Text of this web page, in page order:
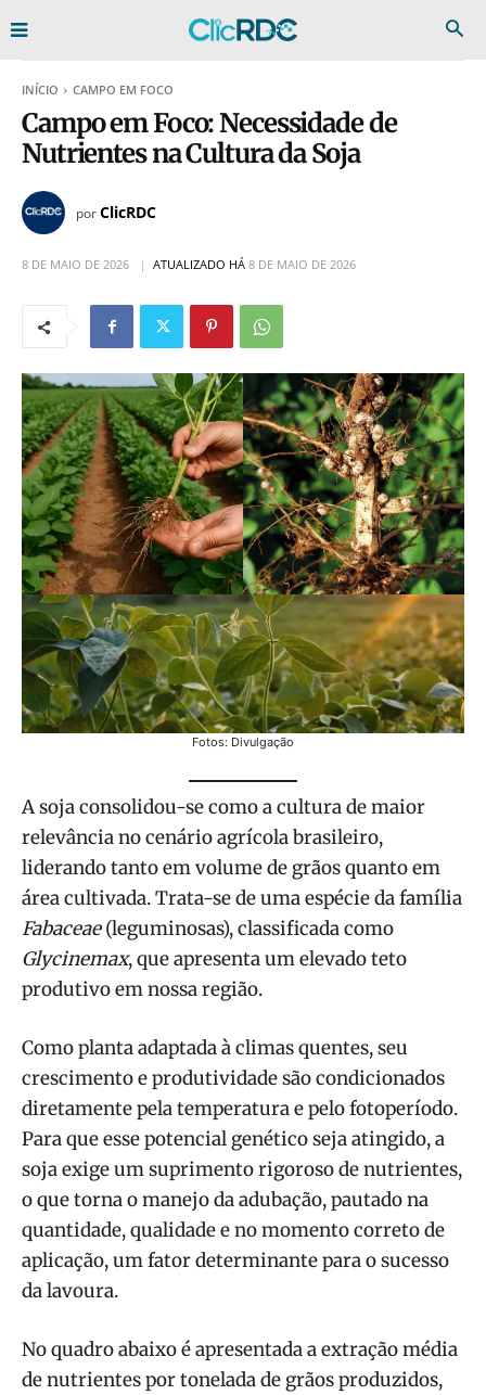
INÍCIO CAMPO EM FOCO
Campo em Foco: Necessidade de
Nutrientes na Cultura da Soja
porClicRDC
8 DE MAIO DE 2026 ATUALIZADO HÁ 8 DE MAIO DE 2026
Fotos: Divulgação
A soja consolidou-se como a cultura de maior
relevância no cenário agrícola brasileiro,
liderando tanto em volume de grãos quanto em
área cultivada. Trata-se de uma espécie da família
Fabaceae(leguminosas), classificada como
Glycinemax, que apresenta um elevado teto
produtivo em nossa região.
Como planta adaptada à climas quentes, seu
crescimento e produtividade são condicionados
diretamente pela temperatura e pelo fotoperíodo.
Para que esse potencial genético seja atingido, a
soja exige um suprimento rigoroso de nutrientes,
o que torna o manejo da adubação, pautado na
quantidade, qualidade e no momento correto de
aplicação, um fator determinante para o sucesso
da lavoura.
No quadro abaixo é apresentada a extração média
de nutrientes por tonelada de grãos produzidos,